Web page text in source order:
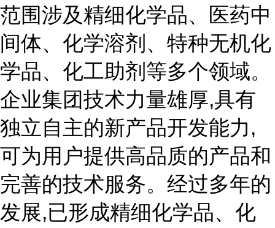
范围涉及精细化学品、医药中
间体、化学溶剂、特种无机化
学品、化工助剂等多个领域。
企业集团技术力量雄厚,具有
独立自主的新产品开发能力,
可为用户提供高品质的产品和
完善的技术服务。经过多年的
发展,已形成精细化学品、化